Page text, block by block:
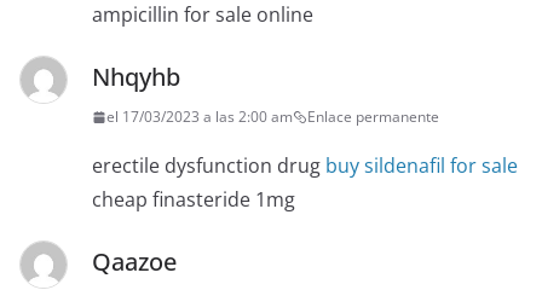
ampicillin for sale online
Nhqyhb
el 17/03/2023 a las 2:00 am Enlace permanente
erectile dysfunction drug buy sildenafil for sale
cheap finasteride 1mg
Qaazoe